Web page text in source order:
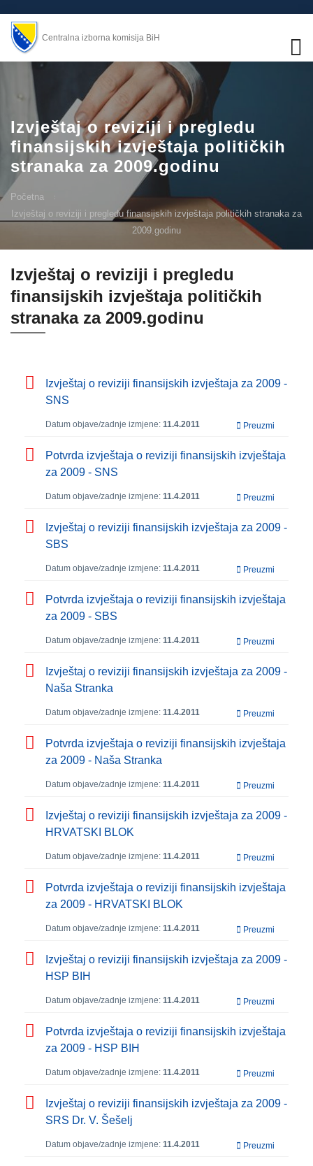
Centralna izborna komisija BiH
Izvještaj o reviziji i pregledu
finansijskih izvještaja političkih
stranaka za 2009.godinu
Početna
Izvještaj o reviziji i pregledu finansijskih izvještaja političkih stranaka za
2009.godinu
Izvještaj o reviziji i pregledu
finansijskih izvještaja političkih
stranaka za 2009.godinu
Izvještaj o reviziji finansijskih izvještaja za 2009 -
SNS
Datum objave/zadnje izmjene: 11.4.2011 Preuzmi
Potvrda izvještaja o reviziji finansijskih izvještaja
za 2009 - SNS
Datum objave/zadnje izmjene: 11.4.2011 Preuzmi
Izvještaj o reviziji finansijskih izvještaja za 2009 -
SBS
Datum objave/zadnje izmjene: 11.4.2011 Preuzmi
Potvrda izvještaja o reviziji finansijskih izvještaja
za 2009 - SBS
Datum objave/zadnje izmjene: 11.4.2011 Preuzmi
Izvještaj o reviziji finansijskih izvještaja za 2009 -
Naša Stranka
Datum objave/zadnje izmjene: 11.4.2011 Preuzmi
Potvrda izvještaja o reviziji finansijskih izvještaja
za 2009 - Naša Stranka
Datum objave/zadnje izmjene: 11.4.2011 Preuzmi
Izvještaj o reviziji finansijskih izvještaja za 2009 -
HRVATSKI BLOK
Datum objave/zadnje izmjene: 11.4.2011 Preuzmi
Potvrda izvještaja o reviziji finansijskih izvještaja
za 2009 - HRVATSKI BLOK
Datum objave/zadnje izmjene: 11.4.2011 Preuzmi
Izvještaj o reviziji finansijskih izvještaja za 2009 -
HSP BIH
Datum objave/zadnje izmjene: 11.4.2011 Preuzmi
Potvrda izvještaja o reviziji finansijskih izvještaja
za 2009 - HSP BIH
Datum objave/zadnje izmjene: 11.4.2011 Preuzmi
Izvještaj o reviziji finansijskih izvještaja za 2009 -
SRS Dr. V. Šešelj
Datum objave/zadnje izmjene: 11.4.2011 Preuzmi